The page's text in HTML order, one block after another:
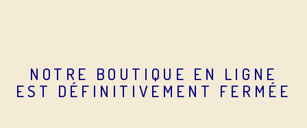
NOTRE BOUTIQUE EN LIGNE
EST DÉFINITIVEMENT FERMÉE